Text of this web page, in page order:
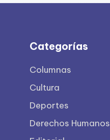
Categorías
Columnas
Cultura
Deportes
Derechos Humanos